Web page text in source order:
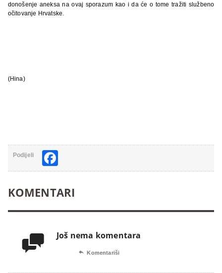
donošenje aneksa na ovaj sporazum kao i da će o tome tražiti službeno
očitovanje Hrvatske
(Hina)
Podijeli
KOMENTARI
 Još nema komentara
 Komentariši